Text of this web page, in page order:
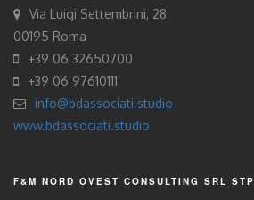
Via Luigi Settembrini, 28
00195 Roma
+39 06 32650700
+39 06 97610111
info@bdassociati.studio
www.bdassociati.studio
F&M NORD OVEST CONSULTING SRL STP